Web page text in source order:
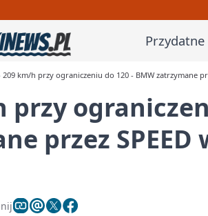
Przydatne
209 km/h przy ograniczeniu do 120 - BMW zatrzymane
przy
przez SPEED